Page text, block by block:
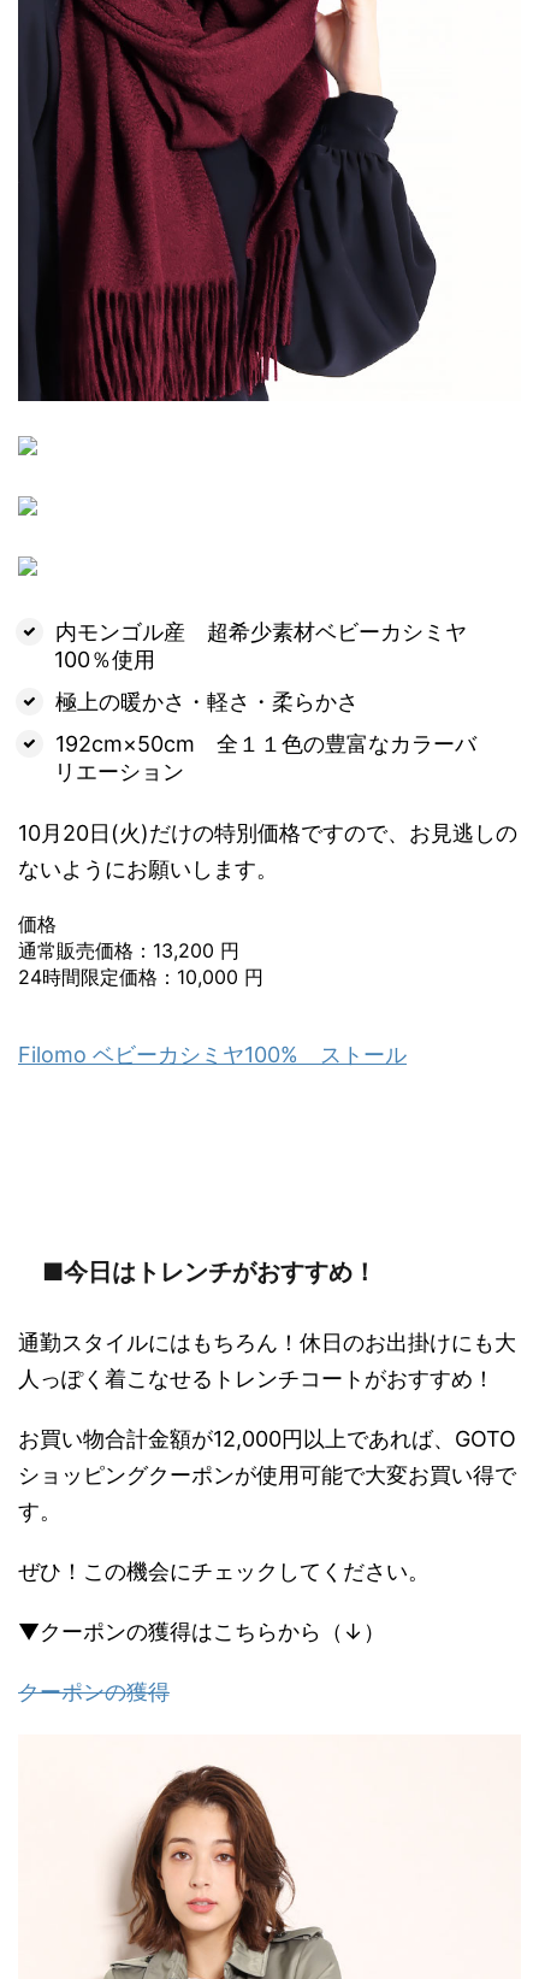
内モンゴル産 超希少素材ベビーカシミヤ
100％使用
極上の暖かさ・軽さ・柔らかさ
192cm×50cm 全１１色の豊富なカラーバ
リエーション
10月20日(火)だけの特別価格ですので、お見逃しの
ないようにお願いします。
価格
通常販売価格：13,200 円
24時間限定価格：10,000 円
Filomo ベビーカシミヤ100% ストール
■今日はトレンチがおすすめ！
通勤スタイルにはもちろん！休日のお出掛けにも大
人っぽく着こなせるトレンチコートがおすすめ！
お買い物合計金額が12,000円以上であれば、GOTO
ショッピングクーポンが使用可能で大変お買い得で
す。
ぜひ！この機会にチェックしてください。
▼クーポンの獲得はこちらから（↓）
クーポンの獲得